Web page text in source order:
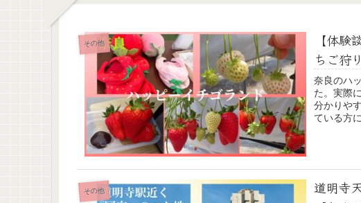
その他
【体
ちご狩
奈良のハ
た。実際
分かりや
ている方
その他
道明寺